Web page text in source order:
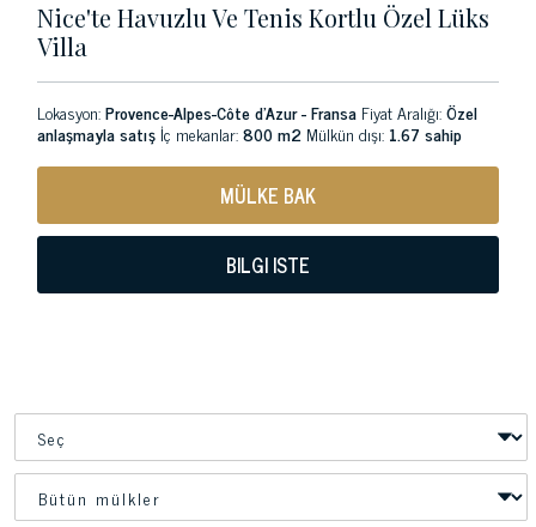
Nice'te Havuzlu Ve Tenis Kortlu Özel Lüks
Villa
Lokasyon:Provence-Alpes-Côte d'Azur - Fransa Fiyat Aralığı:Özel
anlaşmayla satış İç mekanlar:800 m2 Mülkün dışı: 1.67 sahip
MÜLKE BAK
BILGI ISTE